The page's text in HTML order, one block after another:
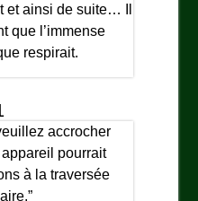
et ainsi de suite… Il
que l’immense
respirait.
accrocher
pourrait
à la traversée